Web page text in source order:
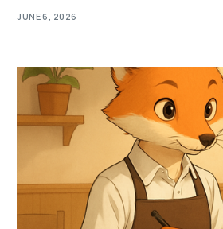
JUNE 6, 2026